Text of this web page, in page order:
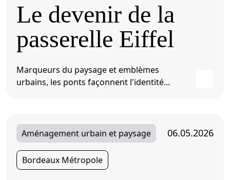
Le devenir de la
passerelle Eiffel
Marqueurs du paysage et emblèmes
urbains, les ponts façonnent l'identité...
Aménagement urbain et paysage 06.05.2026
Bordeaux Métropole